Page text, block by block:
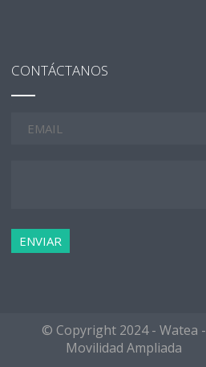
CONTÁCTANOS
© Copyright 2024 - Watea -
Movilidad Ampliada